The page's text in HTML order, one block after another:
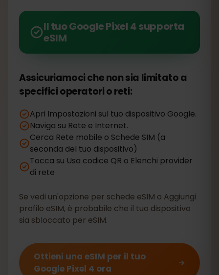
Il tuo Google Pixel 4 supporta
eSIM
Assicuriamoci che non sia limitato a
specifici operatori o reti:
Apri Impostazioni sul tuo dispositivo Google.
Naviga su Rete e Internet.
Cerca Rete mobile o Schede SIM (a
seconda del tuo dispositivo)
Tocca su Usa codice QR o Elenchi provider
di rete
Se vedi un'opzione per schede eSIM o Aggiungi
profilo eSIM, è probabile che il tuo dispositivo
sia sbloccato per eSIM.
Ottieni una eSIM per il tuo
Google Pixel 4 ora